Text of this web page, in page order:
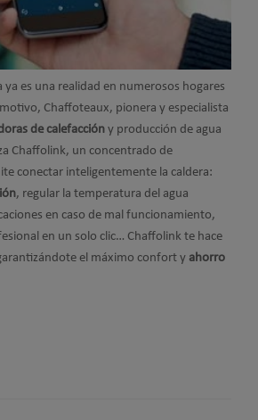
ya es una realidad en numerosos hogares
Chaffoteaux, pionera y especialista
de calefacción y producción de agua
Chaffolink, un concentrado de
conectar inteligentemente la caldera:
, regular la temperatura del agua
en caso de mal funcionamiento,
en un solo clic… Chaffolink te hace
el máximo confort y ahorro